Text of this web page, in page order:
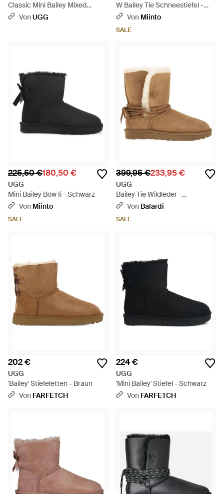
Classic Mini Bailey Mixed
Schleife Boot Für Damen - Pink
VonUGG
W Bailey Tie Schneestiefel -
Schwarz
Von Miinto
SALE
225,50 €180,50 €
UGG
Mini Bailey Bow Ii - Schwarz
Von Miinto
SALE
399,95 €233,95 €
UGG
Bailey Tie Wildleder -
Knöchelstiefel - Braun
Von Balardi
SALE
202 €
UGG
'Bailey' Stiefeletten - Braun
Von FARFETCH
224 €
UGG
'Mini Bailey' Stiefel - Schwarz
Von FARFETCH